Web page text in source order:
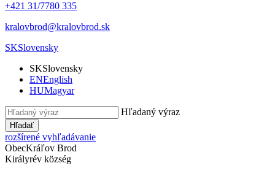
+421 31/7780 335
kralovbrod@kralovbrod.sk
SKSlovensky
SKSlovensky
ENEnglish
HUMagyar
Hľadaný výraz
Hľadať
rozšírené vyhľadávanie
ObecKráľov Brod
Királyrév község